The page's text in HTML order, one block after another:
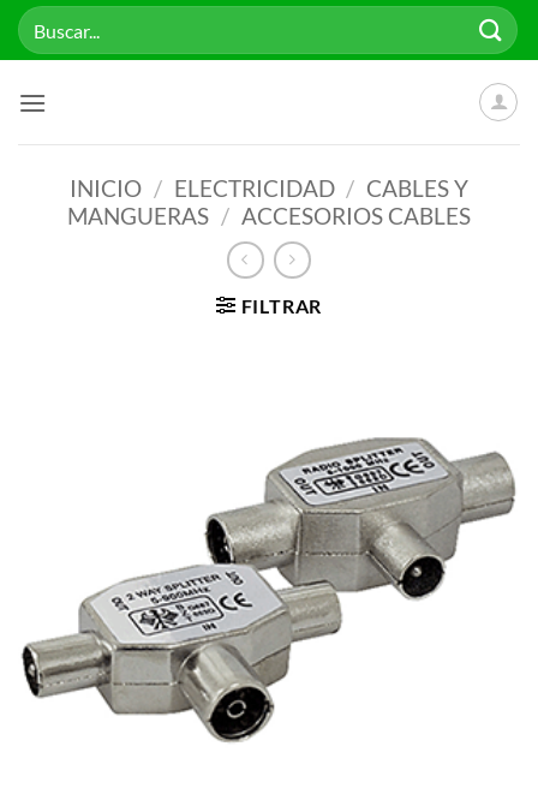
Saltar
Buscar
por:
INICIO / ELECTRICIDAD / CABLES Y
MANGUERAS / ACCESORIOS CABLES
FILTRAR